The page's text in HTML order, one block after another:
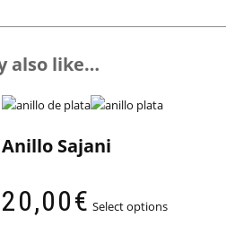
also like…
Anillo Sajani
20,00€ Select options